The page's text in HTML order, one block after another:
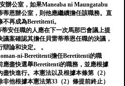
辦公室，如果Maneaba ni Maungatabu
蒂恩辦公室，則他應繼續擔任該職務。直
再成為Beretitenti。
安任職的人應在下一次馬那巴會議上提
案確認其擔任貝雷蒂蒂恩任職的決議，
論和決定。 。
ni-Beretitenti擔任Beretitenti的職
應盡快選舉Beretitenti的職務，並應根據
快進行。本憲法以及根據本條第（2）
他根據本憲法第33（2）條提前終止）